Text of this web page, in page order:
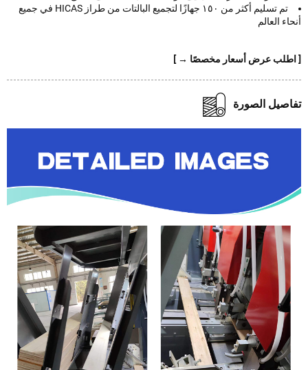
تم تسليم أكثر من ١٥٠ جهازًا لتجميع البالتات من طراز HICAS في جميع
العالم
عرض أسعار مخصصًا → ]
الصورة